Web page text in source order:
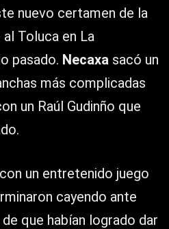
nuevo certamen de la
Toluca en La
pasado. Necaxa sacó un
más complicadas
un Raúl Gudinño que
un entretenido juego
cayendo ante
que habían logrado dar